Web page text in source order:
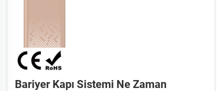
Bariyer Kapı Sistemi Ne Zaman